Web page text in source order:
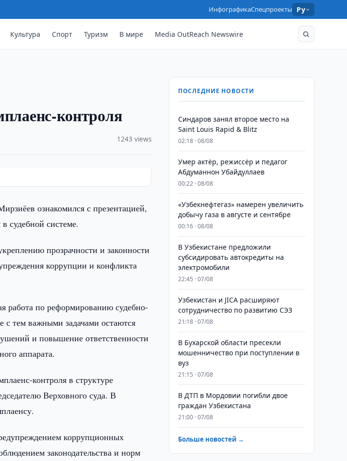
ИнфографикаСпецпроекты Ру
Культура Спорт Туризм В мире Media OutReach Newswire
контроля
1243 views
ознакомился с презентацией,
судебной системе.
прозрачности и законности
коррупции и конфликта
работа по реформированию судебно-
тем важными задачами остаются
и повышение ответственности
аппарата.
контроля в структуре
Верховного суда. В
коррупционных
законодательства и норм
ПОСЛЕДНИЕ НОВОСТИ
Синдаров занял второе место на
Saint Louis Rapid & Blitz
02:18 · 08/08
Умер актёр, режиссёр и педагог
Абдуманнон Убайдуллаев
00:22 · 08/08
«Узбекнефтегаз» намерен увеличить
добычу газа в августе и сентябре
00:16 · 08/08
В Узбекистане предложили
субсидировать автокредиты на
электромобили
22:45 · 07/08
Узбекистан и JICA расширяют
сотрудничество по развитию СЭЗ
21:18 · 07/08
В Бухарской области пресекли
мошенничество при поступлении в
вуз
21:15 · 07/08
В ДТП в Мордовии погибли двое
граждан Узбекистана
21:00 · 07/08
Больше новостей →